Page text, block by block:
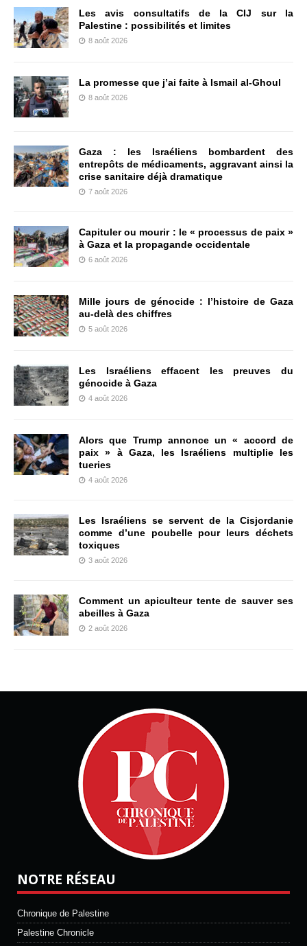
Les avis consultatifs de la CIJ sur la
Palestine : possibilités et limites
8 août 2026
La promesse que j’ai faite à Ismail al-Ghoul
8 août 2026
Gaza : les Israéliens bombardent des
entrepôts de médicaments, aggravant ainsi la
crise sanitaire déjà dramatique
7 août 2026
Capituler ou mourir : le « processus de paix »
à Gaza et la propagande occidentale
6 août 2026
Mille jours de génocide : l’histoire de Gaza
au-delà des chiffres
5 août 2026
Les Israéliens effacent les preuves du
génocide à Gaza
4 août 2026
Alors que Trump annonce un « accord de
paix » à Gaza, les Israéliens multiplie les
tueries
4 août 2026
Les Israéliens se servent de la Cisjordanie
comme d’une poubelle pour leurs déchets
toxiques
3 août 2026
Comment un apiculteur tente de sauver ses
abeilles à Gaza
2 août 2026
NOTRE RÉSEAU
Chronique de Palestine
Palestine Chronicle